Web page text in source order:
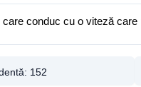
conduc cu o viteză
152